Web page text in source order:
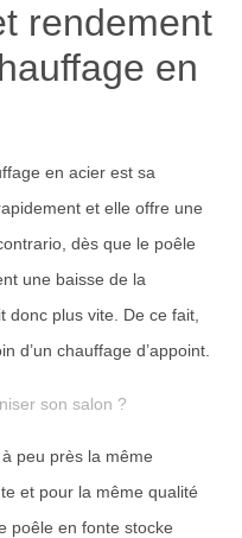
rendement
en
en acier est sa
et elle offre une
dès que le poêle
une baisse de la
plus vite. De ce fait,
d’un chauffage d’appoint.
son salon ?
peu près la même
et pour la même qualité
poêle en fonte stocke